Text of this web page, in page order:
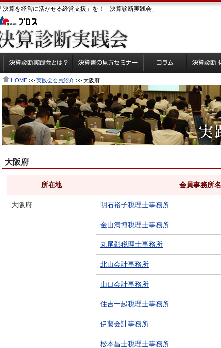
「決算を経営に活かせる経営支援」を！「決算診断実践会」
HOME >> 実践会会員紹介 >> 大阪府
大阪府
所在地 会員事務所名
大阪府 明石裕子税理士事務所
金山満博税理士事務所
丸尾彰税理士事務所
北山会計事務所
山口会計事務所
住吉一起税理士事務所
伊藤会計事務所
松本昌士税理士事務所